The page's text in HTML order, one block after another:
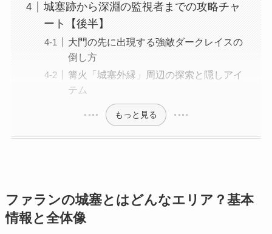
城塞跡から深淵の監視者までの攻略チャ
ート【後半】
大門の先に出現する強敵ダークレイスの
倒し方
篝火「城塞外縁」周辺の探索と隠しアイ
テム
もっと見る
ファランの城塞とはどんなエリア？基本
情報と全体像